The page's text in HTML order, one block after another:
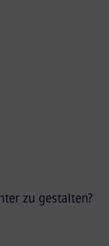
zu gestalten?